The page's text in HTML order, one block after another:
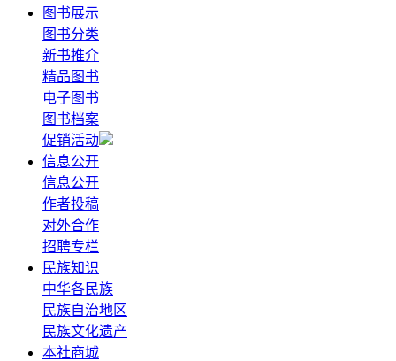
图书展示
图书分类
新书推介
精品图书
电子图书
图书档案
促销活动
信息公开
信息公开
作者投稿
对外合作
招聘专栏
民族知识
中华各民族
民族自治地区
民族文化遗产
本社商城